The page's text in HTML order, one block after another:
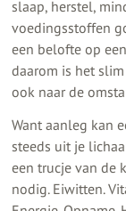
slaap, herstel,
voedingsstoffen
een belofte op
daarom is het
ook naar de
Want aanleg kan
steeds uit je
een trucje van de
nodig. Eiwitten.